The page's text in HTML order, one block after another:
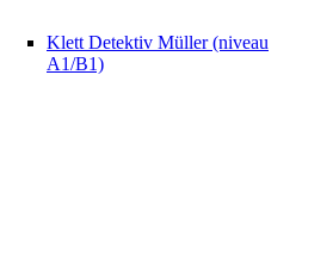
Klett Detektiv Müller (niveau
A1/B1)